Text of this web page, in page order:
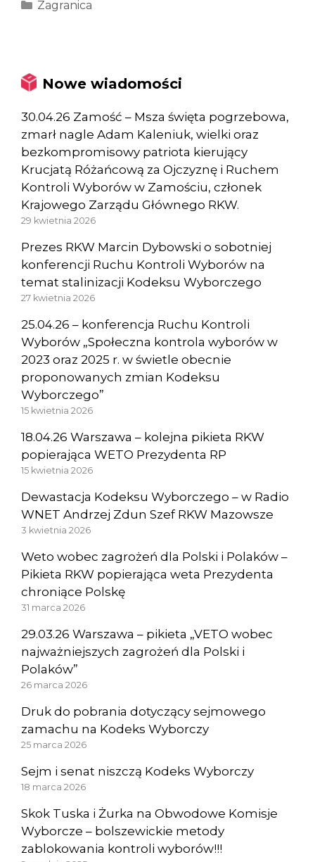
Kategorie
Zagranica
Nowe wiadomości
30.04.26 Zamość – Msza święta pogrzebowa,
zmarł nagle Adam Kaleniuk, wielki oraz
bezkompromisowy patriota kierujący
Krucjatą Różańcową za Ojczyznę i Ruchem
Kontroli Wyborów w Zamościu, członek
Krajowego Zarządu Głównego RKW.
29 kwietnia 2026
Prezes RKW Marcin Dybowski o sobotniej
konferencji Ruchu Kontroli Wyborów na
temat stalinizacji Kodeksu Wyborczego
27 kwietnia 2026
25.04.26 – konferencja Ruchu Kontroli
Wyborów „Społeczna kontrola wyborów w
2023 oraz 2025 r. w świetle obecnie
proponowanych zmian Kodeksu
Wyborczego”
15 kwietnia 2026
18.04.26 Warszawa – kolejna pikieta RKW
popierająca WETO Prezydenta RP
15 kwietnia 2026
Dewastacja Kodeksu Wyborczego – w Radio
WNET Andrzej Zdun Szef RKW Mazowsze
3 kwietnia 2026
Weto wobec zagrożeń dla Polski i Polaków –
Pikieta RKW popierająca weta Prezydenta
chroniące Polskę
31 marca 2026
29.03.26 Warszawa – pikieta „VETO wobec
najważniejszych zagrożeń dla Polski i
Polaków”
26 marca 2026
Druk do pobrania dotyczący sejmowego
zamachu na Kodeks Wyborczy
25 marca 2026
Sejm i senat niszczą Kodeks Wyborczy
18 marca 2026
Skok Tuska i Żurka na Obwodowe Komisje
Wyborcze – bolszewickie metody
zablokowania kontroli wyborów!!!